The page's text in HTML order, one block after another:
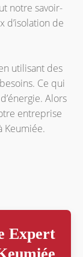
notre savoir-
d’isolation de
utilisant des
Ce qui
Alors
entreprise
Keumiée.
Expert